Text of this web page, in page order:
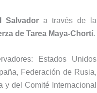
Salvador a través de la
de Tarea Maya-Chortí.
Estados Unidos
Federación de Rusia,
y del Comité Internacional